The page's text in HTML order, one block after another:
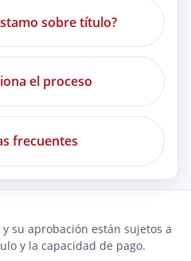
sobre título?
el proceso
frecuentes
su aprobación están sujetos a
y la capacidad de pago.